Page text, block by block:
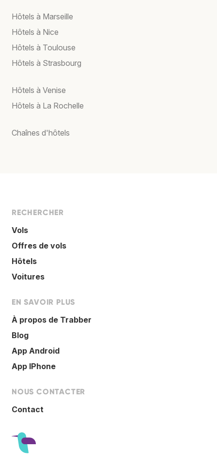
Hôtels à Marseille
Hôtels à Nice
Hôtels à Toulouse
Hôtels à Strasbourg
Hôtels à Venise
Hôtels à La Rochelle
Chaînes d'hôtels
RECHERCHER
Vols
Offres de vols
Hôtels
Voitures
EN SAVOIR PLUS
À propos de Trabber
Blog
App Android
App IPhone
NOUS CONTACTER
Contact